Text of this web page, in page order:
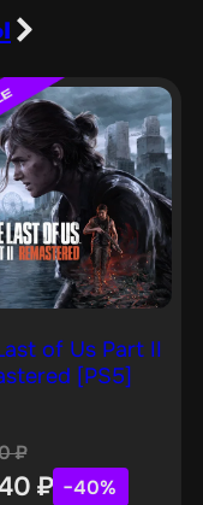
of Us Part II
[PS5]
₽
₽ −40%